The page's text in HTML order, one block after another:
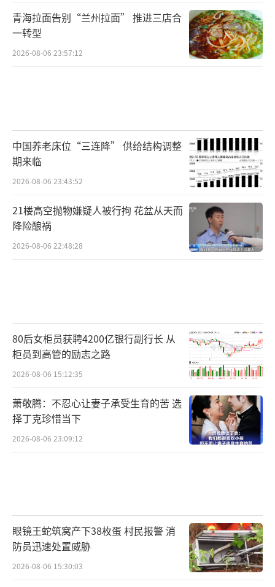
青海拉面告别“兰州拉面” 推进三店合
一转型
2026-08-06 23:57:12
中国养老床位“三连降” 供给结构调整
期来临
2026-08-06 23:43:52
21楼高空抛物嫌疑人被行拘 花盆从天而
降险酿祸
2026-08-06 22:48:28
80后女柜员获聘4200亿银行副行长 从
柜员到高管的励志之路
2026-08-06 15:12:35
萧敬腾：不忍心让妻子承受生育的苦 选
择丁克珍惜当下
2026-08-06 23:09:12
眼镜王蛇筑窝产下38枚蛋 村民报警 消
防员迅速处置威胁
2026-08-06 15:30:03